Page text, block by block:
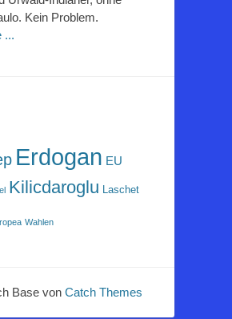
Kein Problem.
...
Erdogan EU
Kilicdaroglu Laschet
Wahlen
Base von Catch Themes